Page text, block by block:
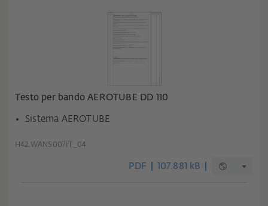
Testo per bando AEROTUBE DD 110
Sistema AEROTUBE
H42.WANS007IT_04
PDF 107.881 kB